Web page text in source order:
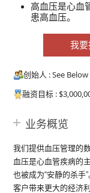
高血压是心血
患高血压。
我
创始人 : See Below
融资目标 :
业务概览
我们提供血压管理的
血压是心血管疾病的
也被成为“安静的杀手
客户带来更大的经济